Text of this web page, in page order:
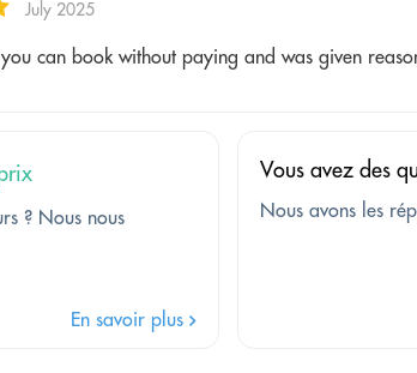
July 2025
can book without paying and was given
? Nous nous
En savoir plus
Vous avez des
Nous avons les